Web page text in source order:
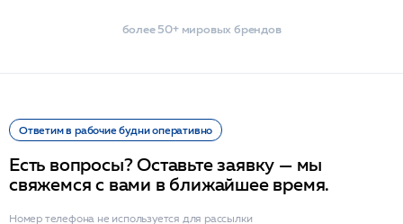
более 50+ мировых брендов
Ответим в рабочие будни оперативно
Есть вопросы? Оставьте заявку — мы
свяжемся с вами в ближайшее время.
Номер телефона не используется для рассылки